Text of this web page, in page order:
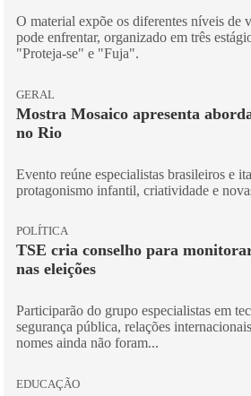
O material expõe os diferentes níveis de
pode enfrentar, organizado em três
"Proteja-se" e "Fuja".
GERAL
Mostra Mosaico apresenta
no Rio
Evento reúne especialistas brasileiros e
protagonismo infantil, criatividade e
POLÍTICA
TSE cria conselho para
nas eleições
Participarão do grupo especialistas em
segurança pública, relações
nomes ainda não foram...
EDUCAÇÃO